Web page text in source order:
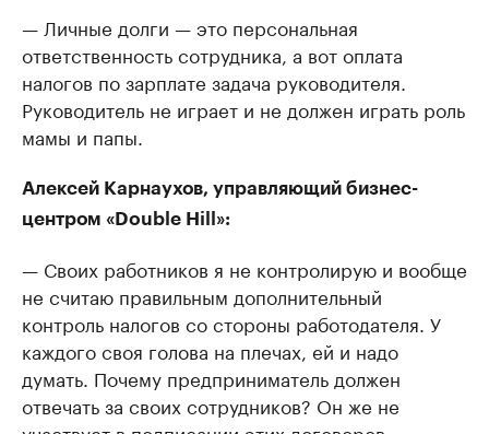
— Личные долги — это персональная
ответственность сотрудника, а вот оплата
налогов по зарплате задача руководителя.
Руководитель не играет и не должен играть роль
мамы и папы.
Алексей Карнаухов, управляющий бизнес-
центром «Double Hill»:
— Своих работников я не контролирую и вообще
не считаю правильным дополнительный
контроль налогов со стороны работодателя. У
каждого своя голова на плечах, ей и надо
думать. Почему предприниматель должен
отвечать за своих сотрудников? Он же не